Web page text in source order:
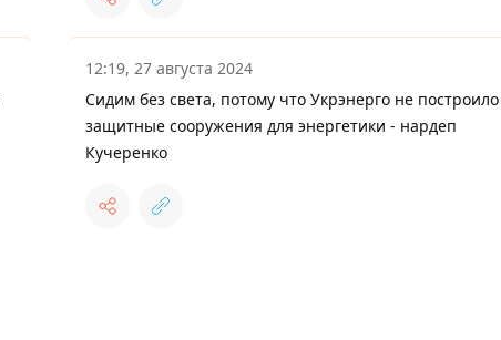
12:19, 27 августа 2024
Сидим без света, потому что Укрэнерго не построило
защитные сооружения для энергетики - нардеп
Кучеренко